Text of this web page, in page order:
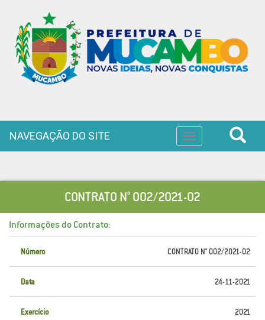
Toggle
navigation
NAVEGAÇÃO DO SITE
CONTRATO N° 002/2021-02
Informações do Contrato:
Número CONTRATO N° 002/2021-02
Data 24-11-2021
Exercício 2021